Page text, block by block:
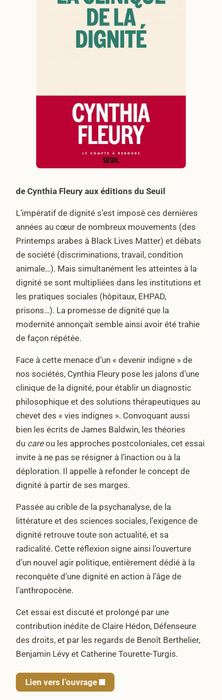
de Cynthia Fleury aux éditions du Seuil
L’impératif de dignité s’est imposé ces dernières
années au cœur de nombreux mouvements (des
Printemps arabes à Black Lives Matter) et débats
de société (discriminations, travail, condition
animale…). Mais simultanément les atteintes à la
dignité se sont multipliées dans les institutions et
les pratiques sociales (hôpitaux, EHPAD,
prisons…). La promesse de dignité que la
modernité annonçait semble ainsi avoir été trahie
de façon répétée.
Face à cette menace d’un « devenir indigne » de
nos sociétés, Cynthia Fleury pose les jalons d’une
clinique de la dignité, pour établir un diagnostic
philosophique et des solutions thérapeutiques au
chevet des « vies indignes ». Convoquant aussi
bien les écrits de James Baldwin, les théories
du careou les approches postcoloniales, cet essai
invite à ne pas se résigner à l’inaction ou à la
déploration. Il appelle à refonder le concept de
dignité à partir de ses marges.
Passée au crible de la psychanalyse, de la
littérature et des sciences sociales, l’exigence de
dignité retrouve toute son actualité, et sa
radicalité. Cette réflexion signe ainsi l’ouverture
d’un nouvel agir politique, entièrement dédié à la
reconquête d’une dignité en action à l’âge de
l’anthropocène.
Cet essai est discuté et prolongé par une
contribution inédite de Claire Hédon, Défenseure
des droits, et par les regards de Benoît Berthelier,
Benjamin Lévy et Catherine Tourette-Turgis.
Lien vers l’ouvrage